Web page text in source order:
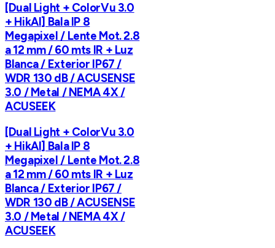
[Dual Light + ColorVu 3.0
+ HikAI] Bala IP 8
Megapixel / Lente Mot. 2.8
a 12 mm / 60 mts IR + Luz
Blanca / Exterior IP67 /
WDR 130 dB / ACUSENSE
3.0 / Metal / NEMA 4X /
ACUSEEK
[Dual Light + ColorVu 3.0
+ HikAI] Bala IP 8
Megapixel / Lente Mot. 2.8
a 12 mm / 60 mts IR + Luz
Blanca / Exterior IP67 /
WDR 130 dB / ACUSENSE
3.0 / Metal / NEMA 4X /
ACUSEEK